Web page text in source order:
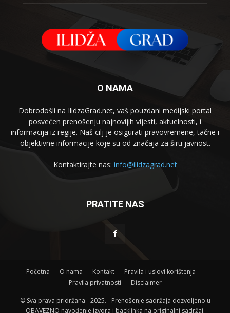
O NAMA
Dobrodošli na IlidzaGrad.net, vaš pouzdani medijski portal
posvećen prenošenju najnovijih vijesti, aktuelnosti, i
informacija iz regije. Naš cilj je osigurati pravovremene, tačne i
objektivne informacije koje su od značaja za širu javnost.
Kontaktirajte nas: info@ilidzagrad.net
PRATITE NAS
Početna O nama Kontakt
Pravila i uslovi korištenja
Pravila privatnosti
Disclaimer
© Sva prava pridržana - 2025. - Prenošenje sadržaja dozvoljeno u
OBAVEZNO navođenje izvora i backlinka na originalni sadržaj.